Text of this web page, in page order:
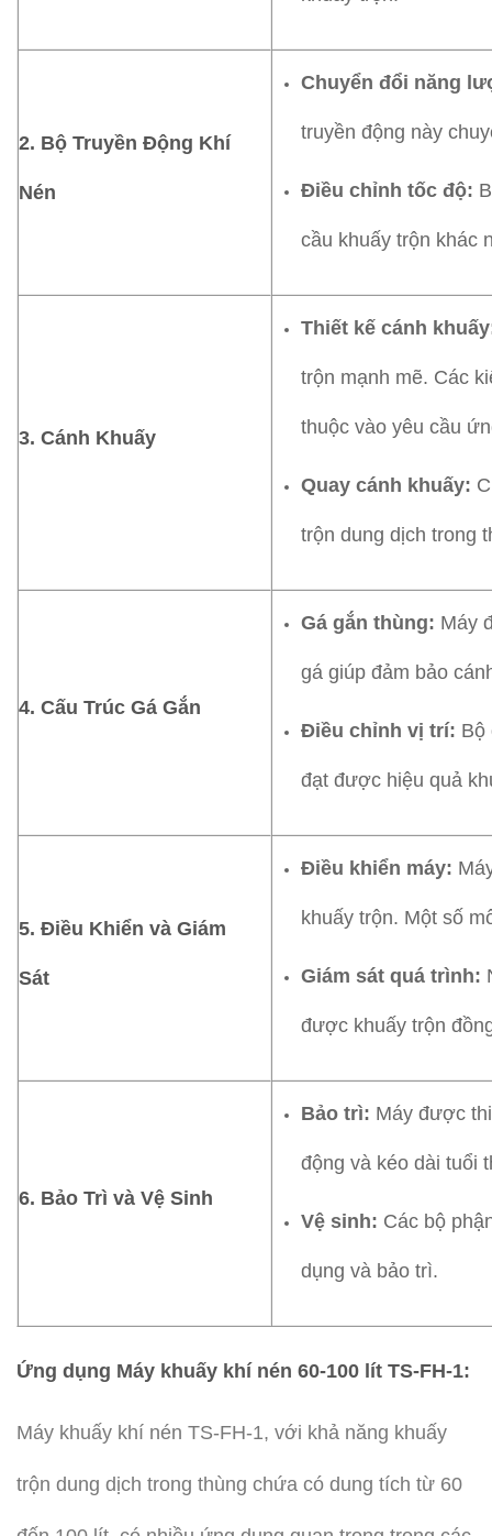
2. Bộ Truyền Động Khí
Nén
Chuyển đổi năng
truyền động này
Điều chỉnh tốc độ:
cầu khuấy trộn khác
3. Cánh Khuấy
Thiết kế cánh
trộn mạnh mẽ. Các
thuộc vào yêu cầu
Quay cánh khuấy:
trộn dung dịch trong
4. Cấu Trúc Gá Gắn
Gá gắn thùng: Máy
gá giúp đảm bảo
Điều chỉnh vị trí: Bộ
đạt được hiệu quả
5. Điều Khiển và Giám
Sát
Điều khiển máy:
khuấy trộn. Một số
Giám sát quá trình:
được khuấy trộn
6. Bảo Trì và Vệ Sinh
Bảo trì: Máy được
động và kéo dài tuổi
Vệ sinh: Các bộ
dụng và bảo trì.
Ứng dụng Máy khuấy khí nén 60-100 lít TS-FH-1:
Máy khuấy khí nén TS-FH-1, với khả năng khuấy
trộn dung dịch trong thùng chứa có dung tích từ 60